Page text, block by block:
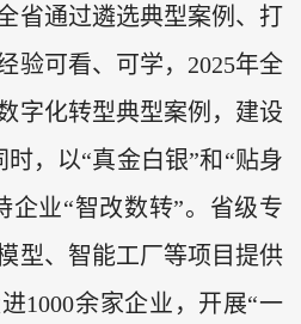
省通过遴选典型案例、打
验可看、可学，2025年全
字化转型典型案例，建设
，以“真金白银”和“贴身
企业“智改数转”。省级专
型、智能工厂等项目提供
1000余家企业，开展“一